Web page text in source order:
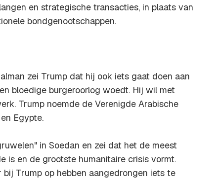
en strategische transacties, in plaats van
bondgenootschappen.
zei Trump dat hij ook iets gaat doen aan
bloedige burgeroorlog woedt. Hij wil met
Trump noemde de Verenigde Arabische
Egypte.
in Soedan en zei dat het de meest
is en de grootste humanitaire crisis vormt.
bij Trump op hebben aangedrongen iets te